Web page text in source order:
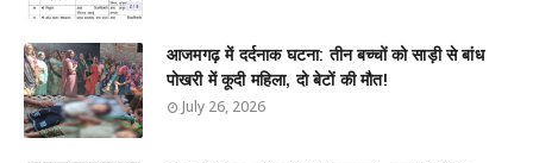
आजमगढ़ में दर्दनाक घटना: तीन बच्चों को साड़ी से बांध
पोखरी में कूदी महिला, दो बेटों की मौत!
July 26, 2026